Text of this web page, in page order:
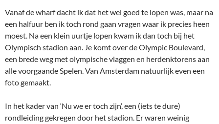
Vanaf de wharf dacht ik dat het wel goed te lopen was, maar na
een halfuur ben ik toch rond gaan vragen waar ik precies heen
moest. Na een klein uurtje lopen kwam ik dan toch bij het
Olympisch stadion aan. Je komt over de Olympic Boulevard,
een brede weg met olympische vlaggen en herdenktorens aan
alle voorgaande Spelen. Van Amsterdam natuurlijk even een
foto gemaakt.
In het kader van ‘Nu we er toch zijn’, een (iets te dure)
rondleiding gekregen door het stadion. Er waren weinig